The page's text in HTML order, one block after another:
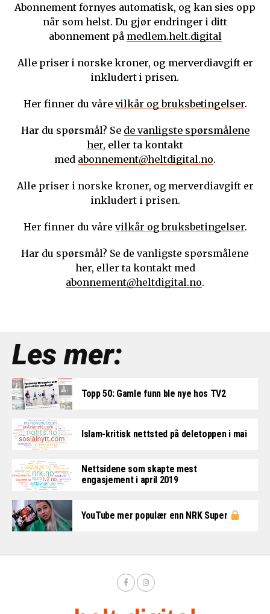
Abonnement fornyes automatisk, og kan sies opp
når som helst. Du gjør endringer i ditt
abonnement på medlem.helt.digital
Alle priser i norske kroner, og merverdiavgift er
inkludert i prisen.
Her finner du våre vilkår og bruksbetingelser.
Har du spørsmål? Se de vanligste spørsmålene
her, eller ta kontakt
med abonnement@heltdigital.no.
Alle priser i norske kroner, og merverdiavgift er
inkludert i prisen.
Her finner du våre vilkår og bruksbetingelser.
Har du spørsmål? Se de vanligste spørsmålene
her, eller ta kontakt med
abonnement@heltdigital.no.
Les mer:
Topp 50: Gamle funn ble nye hos TV2
Islam-kritisk nettsted på deletoppen i mai
Nettsidene som skapte mest
engasjement i april 2019
YouTube mer populær enn NRK Super